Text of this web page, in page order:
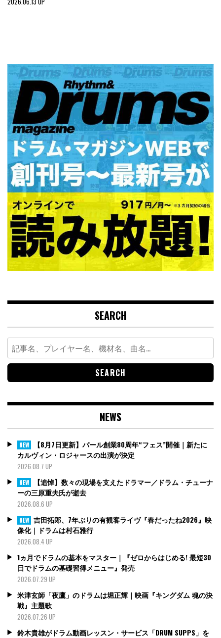
SEARCH
Search
for:
NEWS
NEW
【8月7日更新】パール創業80周年“フェス”開催｜新たに
カルヴィン・ロジャースの出演が決定
2026.08.7 UP
NEW
【追悼】数々の現場を支えたドラマー／ドラム・チューナ
ーの三原重夫氏が逝去
2026.08.6 UP
NEW 吉田拓郎、7年ぶりの有観客ライヴ『春だったね2026』映
像化｜ドラムは村石雅行
2026.08.4 UP
1ヵ月でドラムの基本をマスター｜『ゼロからはじめる! 最短30
日でドラムの基礎習得メニュー』発売
2026.07.29 UP
米津玄師「夜鷹」のドラムは堀正輝｜映画『キングダム 魂の決
戦』主題歌
2026.07.26 UP
鈴木貴雄がドラム動画レッスン・サービス「DRUM SUPPS」を